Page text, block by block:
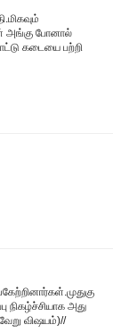
அங்கு போனால்
கடையை பற்றி
நிகழ்ச்சியாக அது
விஷயம்)//